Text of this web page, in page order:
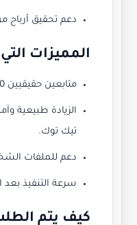
دعم تحقيق أرباح
المميزات
متابعين حقيقيين 100% يضمنون نموًا طبيعيًا.
الزيادة طبيعية
تيك توك.
دعم للملفات
سرعة التنفيذ بعد
كيف يتم